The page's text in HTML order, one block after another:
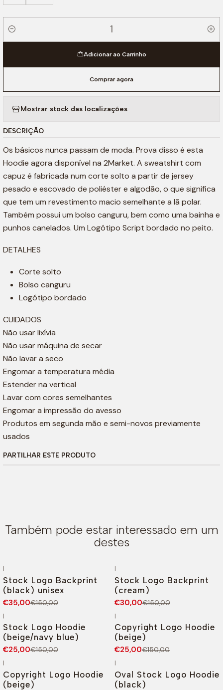
Quantidade
Adicionar ao Carrinho
Comprar agora
Mostrar stock das localizações
DESCRIÇÃO
Os básicos nunca passam de moda. Prova disso é esta
Hoodie agora disponível na 2Market. A sweatshirt com
capuz é fabricada num corte solto a partir de jersey
pesado e escovado de poliéster e algodão, o que significa
que tem um revestimento macio semelhante a lã polar.
Também possui um bolso canguru, bem como uma bainha e
punhos canelados. Um Logótipo Script bordado no peito.
DETALHES
Corte solto
Bolso canguru
Logótipo bordado
CUIDADOS
Não usar lixívia
Não usar máquina de secar
Não lavar a seco
Engomar a temperatura média
Estender na vertical
Lavar com cores semelhantes
Engomar a impressão do avesso
Produtos em segunda mão e semi-novos previamente
usados
PARTILHAR ESTE PRODUTO
Também pode estar interessado em um
destes
|
Stock Logo Backprint
(black) unisex
€35,00€150,00
|
Stock Logo Backprint
(cream)
€30,00€150,00
|
Stock Logo Hoodie
(beige/navy blue)
€25,00€150,00
|
Copyright Logo Hoodie
(beige)
€25,00€150,00
|
Copyright Logo Hoodie
(beige)
|
Oval Stock Logo Hoodie
(black)